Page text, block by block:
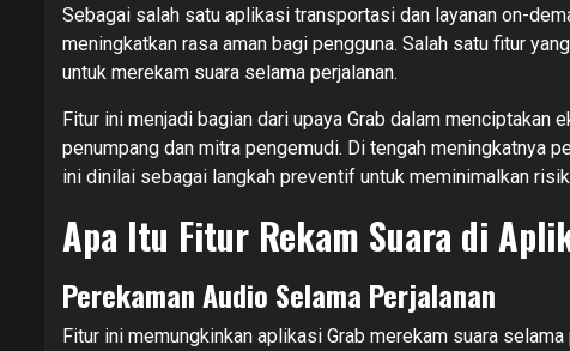
Sebagai salah satu aplikasi transportasi dan layanan on-
meningkatkan rasa aman bagi pengguna. Salah satu fitur
untuk merekam suara selama perjalanan.
Fitur ini menjadi bagian dari upaya Grab dalam menciptakan
penumpang dan mitra pengemudi. Di tengah meningkatnya
ini dinilai sebagai langkah preventif untuk meminimalkan
Apa Itu Fitur Rekam Suara di
Perekaman Audio Selama Perjalanan
Fitur ini memungkinkan aplikasi Grab merekam suara